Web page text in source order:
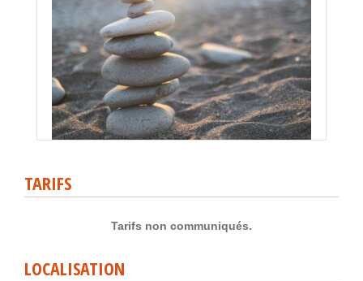
TARIFS
Tarifs non communiqués.
LOCALISATION